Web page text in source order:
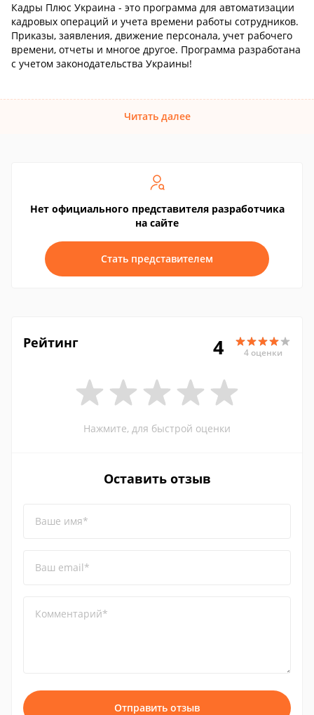
Кадры Плюс Украина - это программа для автоматизации
кадровых операций и учета времени работы сотрудников.
Приказы, заявления, движение персонала, учет рабочего
времени, отчеты и многое другое. Программа разработана
с учетом законодательства Украины!
Читать далее
Нет официального представителя разработчика
на сайте
Стать представителем
Рейтинг 4 4 оценки
Нажмите, для быстрой оценки
Оставить отзыв
Ваше имя*
Ваш email*
Комментарий*
Отправить отзыв